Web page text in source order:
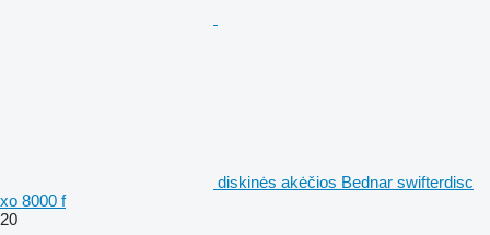
diskinės akėčios Bednar swifterdisc
xo 8000 f
20